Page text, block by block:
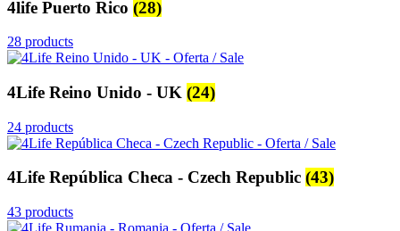
4life Puerto Rico (28)
28 products
4Life Reino Unido - UK (24)
24 products
4Life República Checa - Czech Republic (43)
43 products